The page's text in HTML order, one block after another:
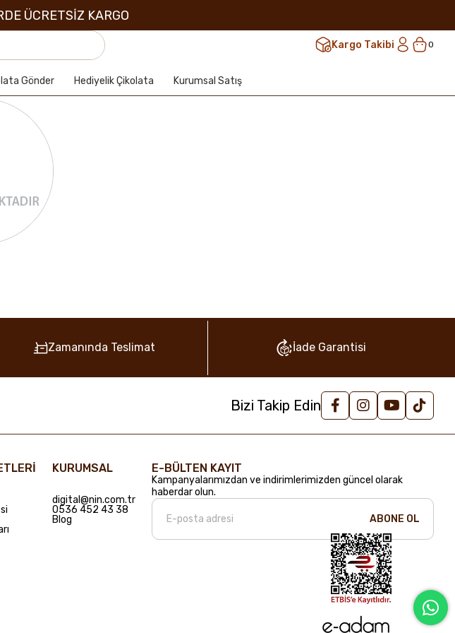
ÜCRETSİZ KARGO
Kargo Takibi 0
Gönder Hediyelik Çikolata Kurumsal Satış
Zamanında Teslimat İade Garantisi
Bizi Takip Edin
KURUMSAL
digital@nin.com.tr
0536 452 43 38
Blog
E-BÜLTEN KAYIT
Kampanyalarımızdan ve indirimlerimizden güncel olarak
haberdar olun.
ABONE OL